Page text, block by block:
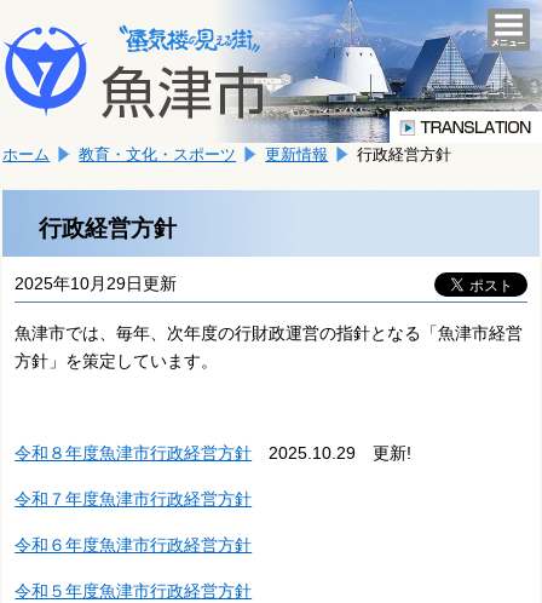
文
へ
移
ま
す。
こ
か
文
ホーム 教育・文化・スポーツ 更新情報 行政経営方針
行政経営方針
2025年10月29日更新
魚津市では、毎年、次年度の行財政運営の指針となる「魚津市経営
方針」を策定しています。
令和８年度魚津市行政経営方針 2025.10.29 更新!
令和７年度魚津市行政経営方針
令和６年度魚津市行政経営方針
令和５年度魚津市行政経営方針